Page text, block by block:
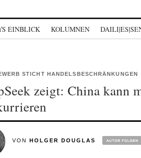
EINBLICK KOLUMNEN
STICHT HANDELSBESCHRÄNKUNGEN
zeigt: China kann
VON HOLGER DOUGLAS